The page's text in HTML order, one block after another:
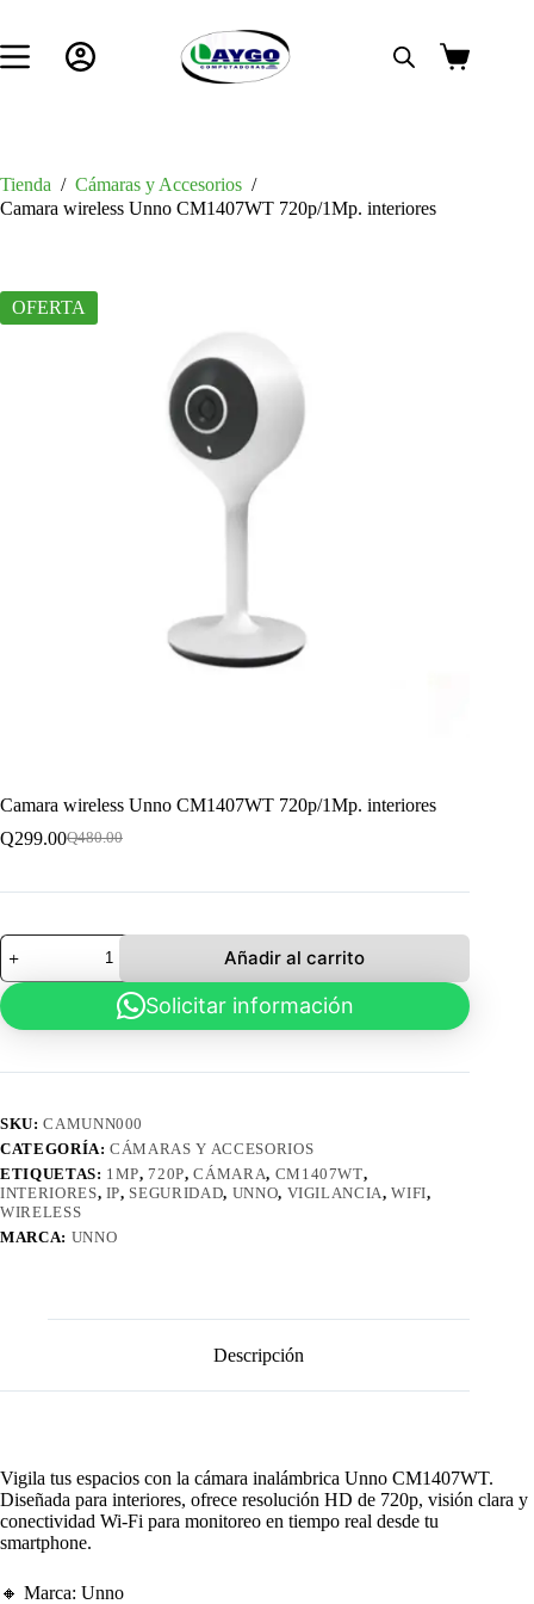
contenido
Carro
Tienda / Cámaras y Accesorios /
Camara wireless Unno CM1407WT 720p/1Mp. interiores
OFERTA
Camara wireless Unno CM1407WT 720p/1Mp. interiores
Q480.00
El
original
Q480.00.
Q299.00El
actual
Q299.00.
Camara
wireless
Unno
CM1407WT
720p/1Mp.
Añadir al carrito
Solicitar información
SKU:CAMUNN000
CATEGORÍA:CÁMARAS Y ACCESORIOS
ETIQUETAS: 1MP,720P,CÁMARA, CM1407WT,
INTERIORES, IP, SEGURIDAD, UNNO, VIGILANCIA,WIFI,
WIRELESS
MARCA: UNNO
Descripción
Vigila tus espacios con la cámara inalámbrica Unno CM1407WT.
Diseñada para interiores, ofrece resolución HD de 720p, visión clara y
conectividad Wi-Fi para monitoreo en tiempo real desde tu
smartphone.
🔸 Marca: Unno